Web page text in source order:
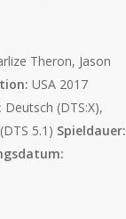
Theron, Jason
USA 2017
Deutsch (DTS:X),
5.1) Spieldauer: